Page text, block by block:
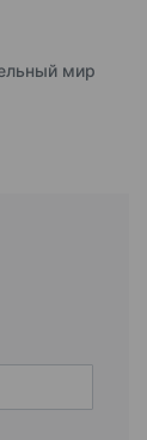
мир